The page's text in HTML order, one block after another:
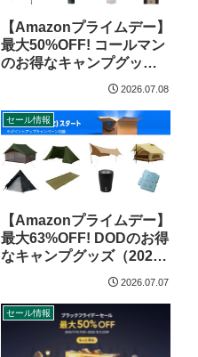
【Amazonプライムデー】
最大50%OFF! コールマン
のお得なキャンプグッズ
2026.07.08
セール情報
【Amazonプライムデー】
最大63%OFF! DODのお得
なキャンプグッズ（2026
2026.07.07
セール情報